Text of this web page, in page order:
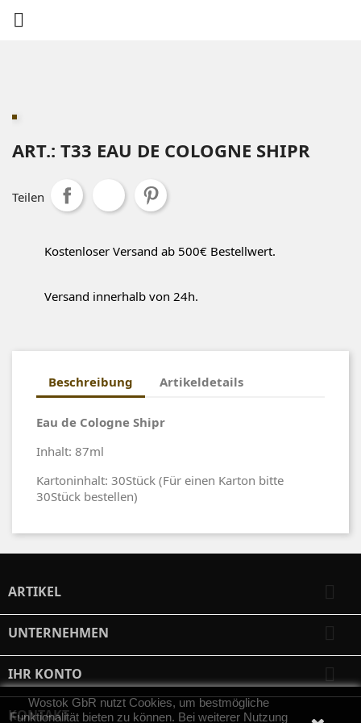

ART.: T33 EAU DE COLOGNE SHIPR
Teilen
Kostenloser Versand ab 500€ Bestellwert.
Versand innerhalb von 24h.
Beschreibung Artikeldetails
Eau de Cologne Shipr
Inhalt: 87ml
Kartoninhalt: 30Stück (Für einen Karton bitte
30Stück bestellen)
ARTIKEL
UNTERNEHMEN
IHR KONTO 
KONTAKT
Wostok GbR nutzt Cookies, um bestmögliche
Funktionalität bieten zu können. Bei weiterer Nutzung